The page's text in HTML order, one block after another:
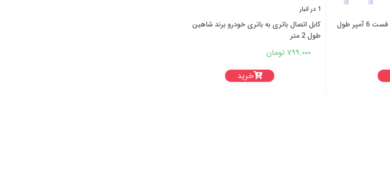
کابل شارژ های کپی تایپ سی فست 6 آمپر طول
1 در انبار
کابل اتصال باتری به باتری خودرو برند شاهین
طول 2 متر
۷۹۹.۰۰۰ تومان
خرید